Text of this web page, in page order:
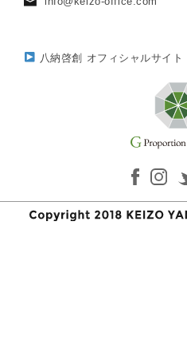
八納啓創 オフィシャルサイト